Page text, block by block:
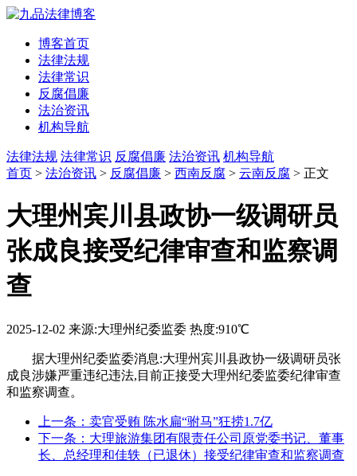
博客首页
法律法规
法律常识
反腐倡廉
法治资讯
机构导航
法律法规 法律常识 反腐倡廉 法治资讯 机构导航
首页 > 法治资讯 > 反腐倡廉 > 西南反腐 > 云南反腐 > 正文
大理州宾川县政协一级调研员
张成良接受纪律审查和监察调
查
2025-12-02 来源:大理州纪委监委 热度:910℃
据大理州纪委监委消息:大理州宾川县政协一级调研员张
成良涉嫌严重违纪违法,目前正接受大理州纪委监委纪律审查
和监察调查。
上一条：卖官受贿 陈水扁“驸马”狂捞1.7亿
下一条：大理旅游集团有限责任公司原党委书记、董事
长、总经理和佳轶（已退休）接受纪律审查和监察调查